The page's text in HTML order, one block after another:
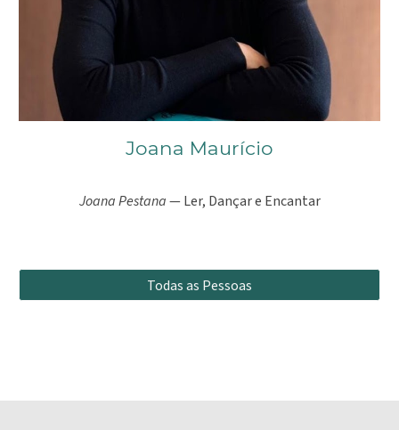
Joana Maurício
Joana Pestana— Ler, Dançar e Encantar
Todas as Pessoas